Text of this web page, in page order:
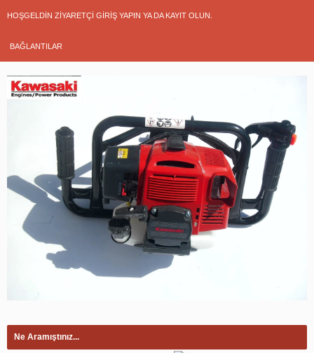
HOŞGELDIN ZIYARETÇI GIRIŞ YAPIN YA DA KAYIT OLUN
BAĞLANTILAR